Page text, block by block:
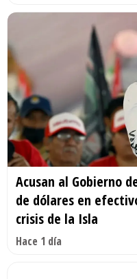
Acusan al Gobierno
de dólares en
crisis de la Isla
Hace 1 día